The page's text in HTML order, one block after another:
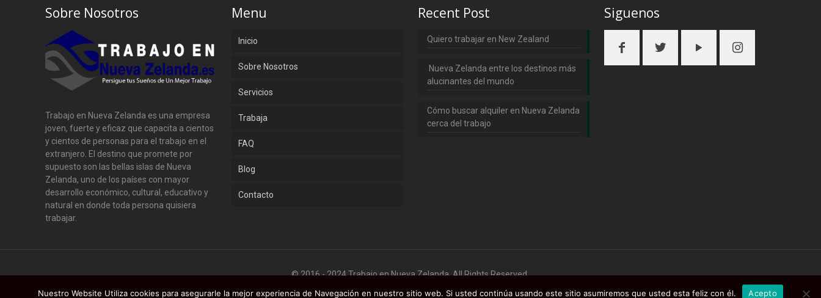
Sobre Nosotros
Trabajo en Nueva Zelanda es una empresa
joven, fuerte y eficaz que capacita a cientos
y cientos de personas para el trabajo en el
extranjero. El destino que promete por
supuesto son las bellas islas de Nueva
Zelanda, uno de los países con mayor
desarrollo económico, cultural, educativo y
natural en donde toda persona quisiera
trabajar.
Menu
Inicio
Sobre Nosotros
Servicios
Trabaja
FAQ
Blog
Contacto
Recent Post
Quiero trabajar en New Zealand
Nueva Zelanda entre los destinos más
alucinantes del mundo
Cómo buscar alquiler en Nueva Zelanda
cerca del trabajo
Siguenos
© 2016 - 2024 Trabajo en Nueva Zelanda. All Rights Reserved.
Nuestro Website Utiliza cookies para asegurarle la mejor experiencia de Navegación en nuestro sitio web. Si usted continúa usando este sitio asumiremos que usted esta feliz con él.
Acepto